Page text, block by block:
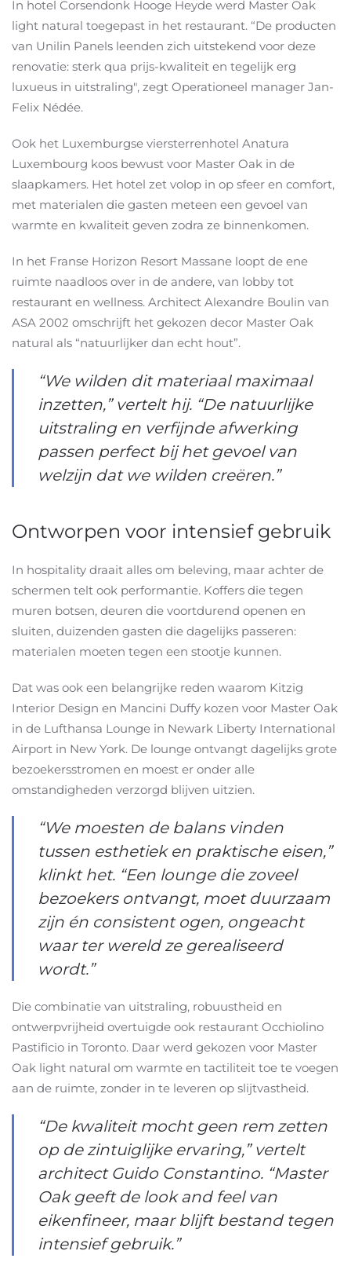
In hotel Corsendonk Hooge Heyde werd Master Oak
light natural toegepast in het restaurant. “De producten
van Unilin Panels leenden zich uitstekend voor deze
renovatie: sterk qua prijs-kwaliteit en tegelijk erg
luxueus in uitstraling", zegt Operationeel manager Jan-
Felix Nédée.
Ook het Luxemburgse viersterrenhotel Anatura
Luxembourg koos bewust voor Master Oak in de
slaapkamers. Het hotel zet volop in op sfeer en comfort,
met materialen die gasten meteen een gevoel van
warmte en kwaliteit geven zodra ze binnenkomen.
In het Franse Horizon Resort Massane loopt de ene
ruimte naadloos over in de andere, van lobby tot
restaurant en wellness. Architect Alexandre Boulin van
ASA 2002 omschrijft het gekozen decor Master Oak
natural als “natuurlijker dan echt hout”.
“We wilden dit materiaal maximaal
inzetten,” vertelt hij. “De natuurlijke
uitstraling en verfijnde afwerking
passen perfect bij het gevoel van
welzijn dat we wilden creëren.”
Ontworpen voor intensief gebruik
In hospitality draait alles om beleving, maar achter de
schermen telt ook performantie. Koffers die tegen
muren botsen, deuren die voortdurend openen en
sluiten, duizenden gasten die dagelijks passeren:
materialen moeten tegen een stootje kunnen.
Dat was ook een belangrijke reden waarom Kitzig
Interior Design en Mancini Duffy kozen voor Master Oak
in de Lufthansa Lounge in Newark Liberty International
Airport in New York. De lounge ontvangt dagelijks grote
bezoekersstromen en moest er onder alle
omstandigheden verzorgd blijven uitzien.
“We moesten de balans vinden
tussen esthetiek en praktische eisen,”
klinkt het. “Een lounge die zoveel
bezoekers ontvangt, moet duurzaam
zijn én consistent ogen, ongeacht
waar ter wereld ze gerealiseerd
wordt.”
Die combinatie van uitstraling, robuustheid en
ontwerpvrijheid overtuigde ook restaurant Occhiolino
Pastificio in Toronto. Daar werd gekozen voor Master
Oak light natural om warmte en tactiliteit toe te voegen
aan de ruimte, zonder in te leveren op slijtvastheid.
“De kwaliteit mocht geen rem zetten
op de zintuiglijke ervaring,” vertelt
architect Guido Constantino. “Master
Oak geeft de look and feel van
eikenfineer, maar blijft bestand tegen
intensief gebruik.”